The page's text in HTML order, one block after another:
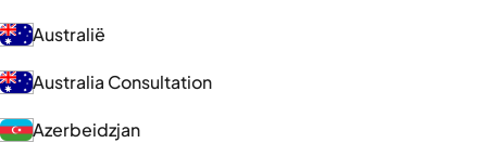
Australië
Australia Consultation
Azerbeidzjan